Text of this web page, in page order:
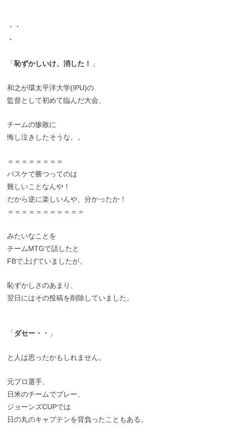
・・
・
「恥ずかしいけ、消した！ 」
和之が環太平洋大学(IPU)の
監督として初めて臨んだ大会、
チームの惨敗に
悔し泣きしたそうな。。
＝＝＝＝＝＝＝＝
バスケで勝つってのは
難しいことなんや！
だから逆に楽しいんや、分かったか！
＝＝＝＝＝＝＝＝＝＝＝
みたいなことを
チームMTGで話したと
FBで上げていましたが、
恥ずかしさのあまり、
翌日にはその投稿を削除していました。
「ダセー・・ 」
と人は思ったかもしれません。
元プロ選手、
日米のチームでプレー、
ジョーンズCUPでは
日の丸のキャプテンを背負ったこともある。